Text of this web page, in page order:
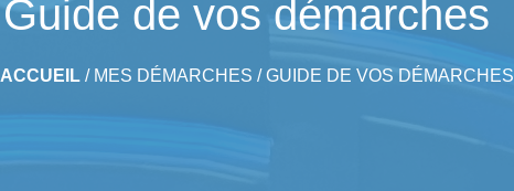
Guide de vos démarches
ACCUEIL / MES DÉMARCHES /GUIDE DE VOS DÉMARCHES